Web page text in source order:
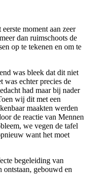
moment aan zeer
dan ruimschoots de
op te tekenen en om te
was bleek dat dit niet
was echter precies de
had maar bij nader
wij dit met een
maakten werden
de reactie van Mennen
we vegen de tafel
want het moet
begeleiding van
ontstaan, gebouwd en